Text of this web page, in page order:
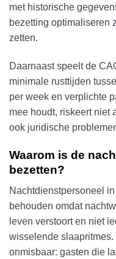
met historische
bezetting optimaliseren
zetten.
Daarnaast speelt de
minimale rusttijden
per week en verplichte
mee houdt, riskeert niet
ook juridische
Waarom is de
bezetten?
Nachtdienstpersoneel
behouden omdat
leven verstoort en niet
wisselende
onmisbaar: gasten die